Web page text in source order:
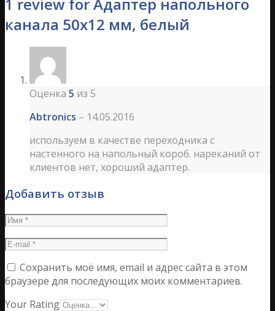
1 review for Адаптер напольного
канала 50х12 мм, белый
Оценка 5 из 5
Аbtronics – 14.05.2016
используем в качестве переходника с
настенного на напольный короб. нареканий от
клиентов нет, хороший адаптер.
Добавить отзыв
Сохранить моё имя, email и адрес сайта в этом
браузере для последующих моих комментариев.
Your Rating